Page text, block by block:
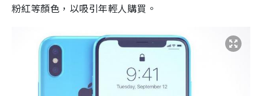
粉紅等顏色，以吸引年輕人購買。